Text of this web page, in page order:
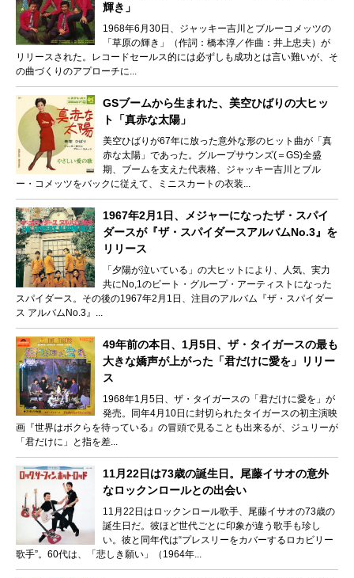
輝き」
1968年6月30日、ジャッキー吉川とブルーコメッツの
「草原の輝き」（作詞：橋本淳／作曲：井上忠夫）が
リリースされた。レコードセールス的には必ずしも成功とは言い難いが、そ
の曲づくりのアプローチに...
GSブームから生まれた、美空ひばりの大ヒッ
ト「真赤な太陽」
美空ひばりが67年に放った意外な形のヒット曲が「真
赤な太陽」であった。グループサウンズ(＝GS)全盛
期、ブームを支えた代表格、ジャッキー吉川とブル
ー・コメッツをバックに従えて、ミニスカートの衣装...
1967年2月1日、メジャーになったザ・スパイ
ダースが『ザ・スパイダースアルバムNo.3』を
リリース
「夕陽が泣いている」の大ヒットにより、人気、実力
共にNo,1のビート・グループ・アーティストになった
スパイダース。その後の1967年2月1日、注目のアルバム『ザ・スパイダー
ス アルバムNo.3』...
49年前の本日、1月5日、ザ・タイガースの最も
大きな嬌声が上がった「君だけに愛を」リリー
ス
1968年1月5日、ザ・タイガースの「君だけに愛を」が
発売。同年4月10日に封切られたタイガースの初主演映
画『世界はボクらを待っている』の冒頭で見ることも出来るが、ジュリーが
「君だけに」と指を差...
11月22日は73歳の誕生日。尾藤イサオの意外
なロックンロールとの出会い
11月22日はロックンロール歌手、尾藤イサオの73歳の
誕生日だ。彼ほど世代ごとに印象が違う歌手も珍し
い。彼と同年代は“プレスリーをカバーするロカビリー
歌手”。60代は、「悲しき願い」（1964年...